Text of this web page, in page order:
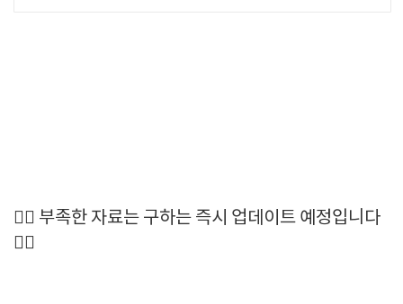
🙆‍♂️ 부족한 자료는 구하는 즉시 업데이트 예정입니다
🙆‍♀️